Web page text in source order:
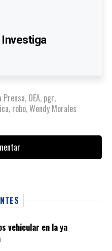
Prensa, OEA, pgr,
, robo,Wendy Morales
vehicular en la ya